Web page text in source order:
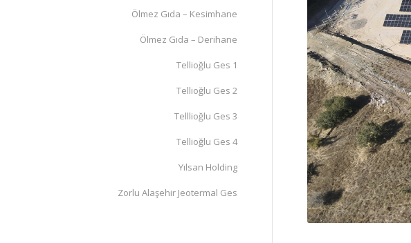
Ölmez Gıda – Kesimhane
Ölmez Gıda – Derihane
Tellioğlu Ges 1
Tellioğlu Ges 2
Telllioğlu Ges 3
Tellioğlu Ges 4
Yılsan Holding
Zorlu Alaşehir Jeotermal Ges